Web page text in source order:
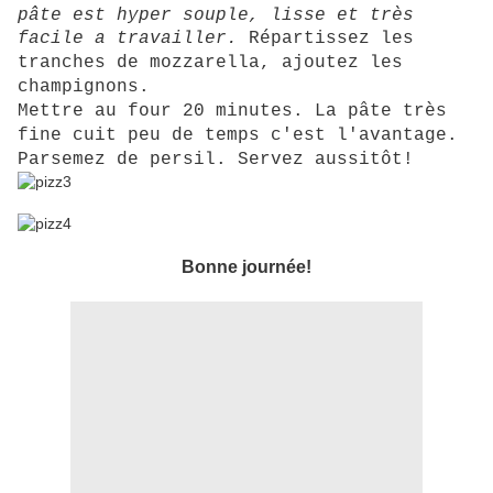
pâte est hyper souple, lisse et très
facile a travailler.
Répartissez les
tranches de mozzarella, ajoutez les
champignons.
Mettre au four 20 minutes. La pâte très
fine cuit peu de temps c'est l'avantage.
Parsemez de persil. Servez aussitôt!
Bonne journée!